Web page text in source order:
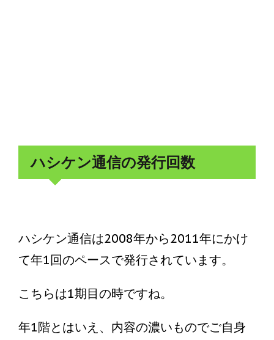
ハシケン通信の発行回数
ハシケン通信は2008年から2011年にかけ
て年1回のペースで発行されています。
こちらは1期目の時ですね。
年1階とはいえ、内容の濃いものでご自身